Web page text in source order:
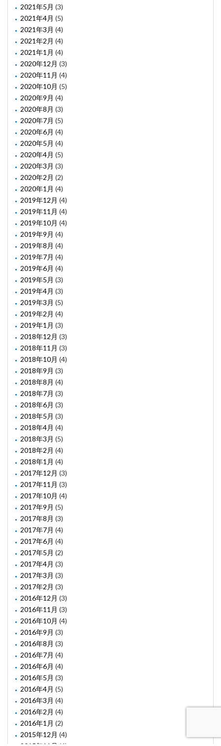
2021年5月 (3)
2021年4月 (5)
2021年3月 (4)
2021年2月 (4)
2021年1月 (4)
2020年12月 (3)
2020年11月 (4)
2020年10月 (5)
2020年9月 (4)
2020年8月 (3)
2020年7月 (5)
2020年6月 (4)
2020年5月 (4)
2020年4月 (5)
2020年3月 (3)
2020年2月 (2)
2020年1月 (4)
2019年12月 (4)
2019年11月 (4)
2019年10月 (4)
2019年9月 (4)
2019年8月 (4)
2019年7月 (4)
2019年6月 (4)
2019年5月 (3)
2019年4月 (3)
2019年3月 (5)
2019年2月 (4)
2019年1月 (3)
2018年12月 (3)
2018年11月 (3)
2018年10月 (4)
2018年9月 (3)
2018年8月 (4)
2018年7月 (3)
2018年6月 (3)
2018年5月 (3)
2018年4月 (4)
2018年3月 (5)
2018年2月 (4)
2018年1月 (4)
2017年12月 (3)
2017年11月 (3)
2017年10月 (4)
2017年9月 (5)
2017年8月 (3)
2017年7月 (4)
2017年6月 (4)
2017年5月 (2)
2017年4月 (3)
2017年3月 (3)
2017年2月 (3)
2016年12月 (3)
2016年11月 (3)
2016年10月 (4)
2016年9月 (3)
2016年8月 (3)
2016年7月 (4)
2016年6月 (4)
2016年5月 (3)
2016年4月 (5)
2016年3月 (4)
2016年2月 (4)
2016年1月 (2)
2015年12月 (4)